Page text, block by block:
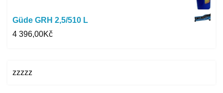
Güde GRH 2,5/510 L
4 396,00Kč
zzzzz